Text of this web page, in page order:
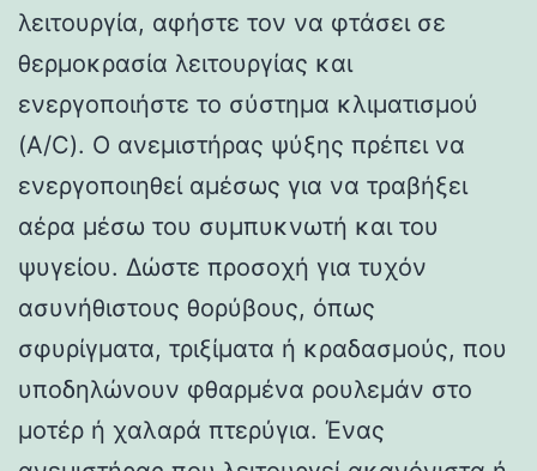
λειτουργία, αφήστε τον να φτάσει σε
θερμοκρασία λειτουργίας και
ενεργοποιήστε το σύστημα κλιματισμού
(A/C). Ο ανεμιστήρας ψύξης πρέπει να
ενεργοποιηθεί αμέσως για να τραβήξει
αέρα μέσω του συμπυκνωτή και του
ψυγείου. Δώστε προσοχή για τυχόν
ασυνήθιστους θορύβους, όπως
σφυρίγματα, τριξίματα ή κραδασμούς, που
υποδηλώνουν φθαρμένα ρουλεμάν στο
μοτέρ ή χαλαρά πτερύγια. Ένας